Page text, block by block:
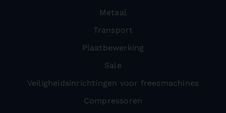
Metaal
Transport
Plaatbewerking
Sale
Veiligheidsinrichtingen voor freesmachines
Compressoren